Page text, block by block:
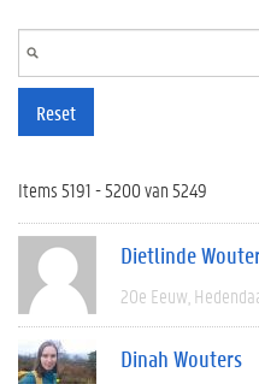
Reset
Items 5191 - 5200 van 5249
Dietlinde
20e Eeuw
Dinah Wouters